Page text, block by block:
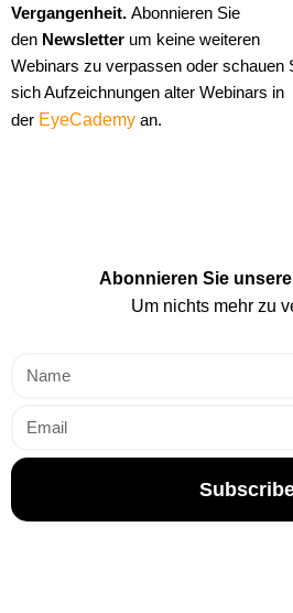
Vergangenheit. Abonnieren Sie
den Newsletter um keine weiteren
Webinars zu verpassen oder schauen
sich Aufzeichnungen alter Webinars in
der EyeCademy an.
Abonnieren Sie
Um nichts mehr zu